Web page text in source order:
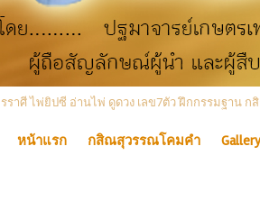
ราศี ไพ่ยิปซี อ่านไพ่ ดูดวง เลข7ตัว ฝึกกรรมฐาน
หน้าแรก กสิณสุวรรณโคมคำ Gallery